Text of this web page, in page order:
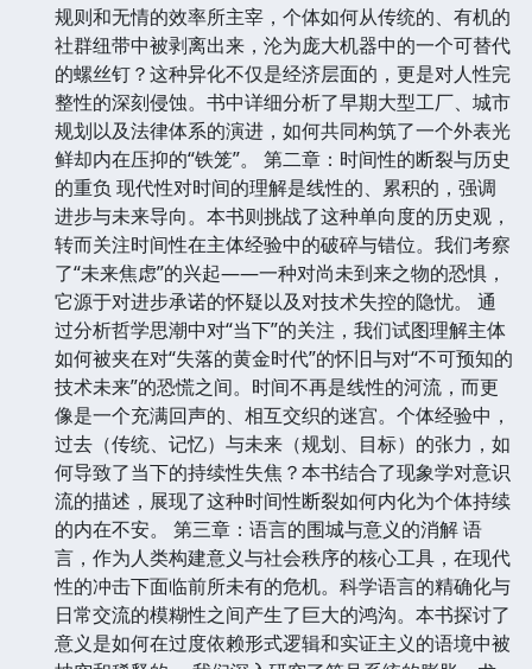
规则和无情的效率所主宰，个体如何从传统的、有机的
社群纽带中被剥离出来，沦为庞大机器中的一个可替代
的螺丝钉？这种异化不仅是经济层面的，更是对人性完
整性的深刻侵蚀。书中详细分析了早期大型工厂、城市
规划以及法律体系的演进，如何共同构筑了一个外表光
鲜却内在压抑的“铁笼”。 第二章：时间性的断裂与历史
的重负 现代性对时间的理解是线性的、累积的，强调
进步与未来导向。本书则挑战了这种单向度的历史观，
转而关注时间性在主体经验中的破碎与错位。我们考察
了“未来焦虑”的兴起——一种对尚未到来之物的恐惧，
它源于对进步承诺的怀疑以及对技术失控的隐忧。 通
过分析哲学思潮中对“当下”的关注，我们试图理解主体
如何被夹在对“失落的黄金时代”的怀旧与对“不可预知的
技术未来”的恐慌之间。时间不再是线性的河流，而更
像是一个充满回声的、相互交织的迷宫。个体经验中，
过去（传统、记忆）与未来（规划、目标）的张力，如
何导致了当下的持续性失焦？本书结合了现象学对意识
流的描述，展现了这种时间性断裂如何内化为个体持续
的内在不安。 第三章：语言的围城与意义的消解 语
言，作为人类构建意义与社会秩序的核心工具，在现代
性的冲击下面临前所未有的危机。科学语言的精确化与
日常交流的模糊性之间产生了巨大的鸿沟。本书探讨了
意义是如何在过度依赖形式逻辑和实证主义的语境中被